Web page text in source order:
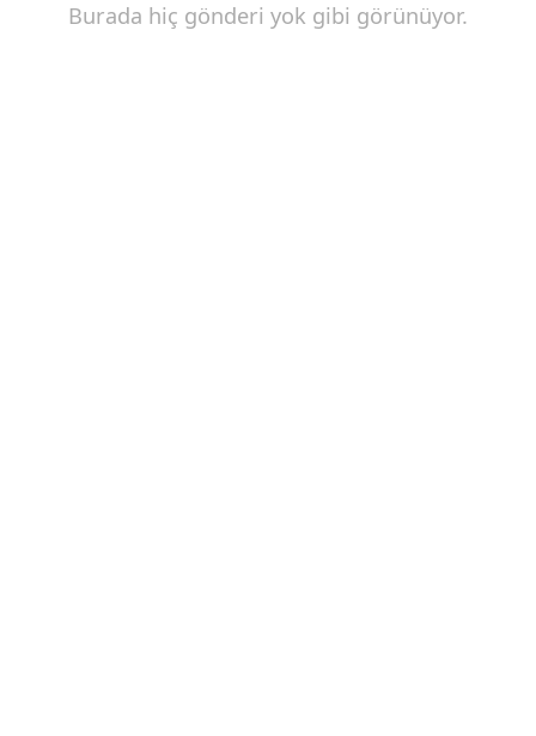
Burada hiç gönderi yok gibi görünüyor.